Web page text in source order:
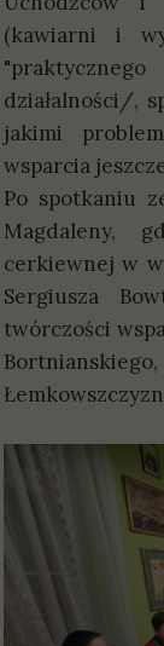
(kawiarni i
działalności/,
jakimi
wsparcia
Po spotkaniu
Magdaleny,
cerkiewnej w
Sergiusza
twórczości